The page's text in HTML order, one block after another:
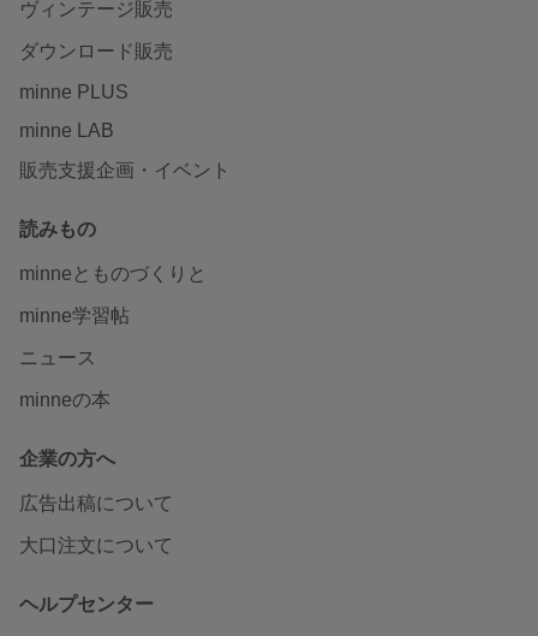
ヴィンテージ販売
ダウンロード販売
minne PLUS
minne LAB
販売支援企画・イベント
読みもの
minneとものづくりと
minne学習帖
ニュース
minneの本
企業の方へ
広告出稿について
大口注文について
ヘルプセンター